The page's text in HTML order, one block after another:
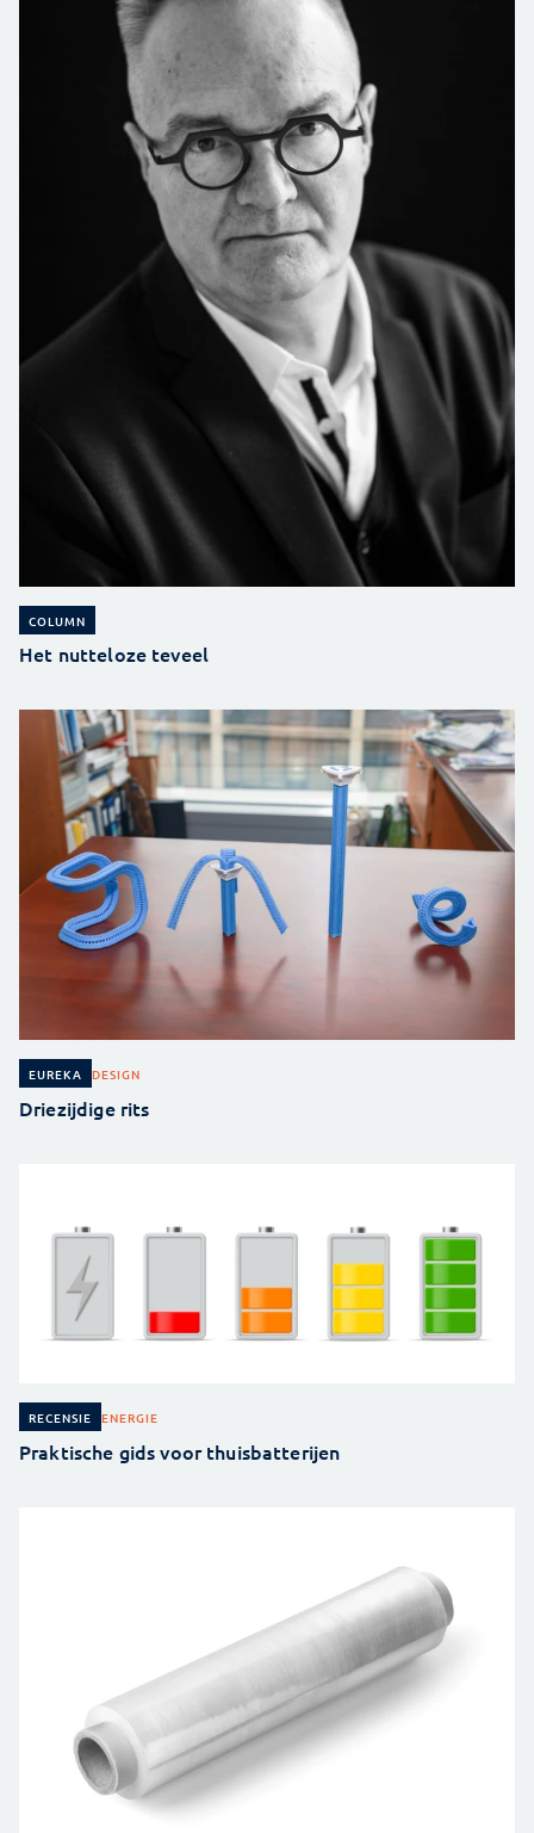
COLUMN
Het nutteloze teveel
EUREKA DESIGN
Driezijdige rits
RECENSIE ENERGIE
Praktische gids voor thuisbatterijen